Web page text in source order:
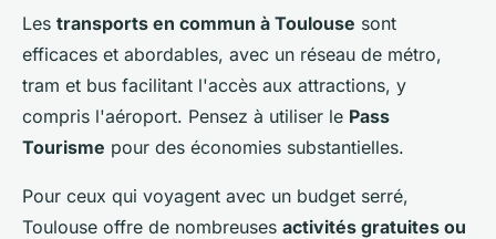
Les transports en commun à Toulouse sont
efficaces et abordables, avec un réseau de métro,
tram et bus facilitant l'accès aux attractions, y
compris l'aéroport. Pensez à utiliser le Pass
Tourisme pour des économies substantielles.
Pour ceux qui voyagent avec un budget serré,
Toulouse offre de nombreuses activités gratuites ou